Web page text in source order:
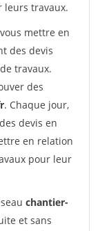
leurs travaux.
mettre en
des devis
travaux.
des
. Chaque jour,
devis en
en relation
pour leur
chantier-
et sans